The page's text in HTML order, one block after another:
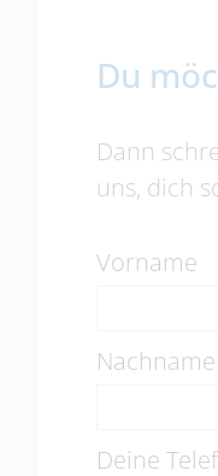
Du
Dann
uns, dich
Vorname
Nachname
Deine